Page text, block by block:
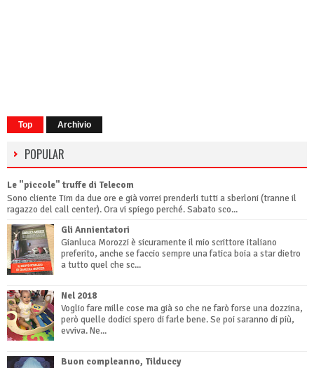
Top Archivio
POPULAR
Le "piccole" truffe di Telecom
Sono cliente Tim da due ore e già vorrei prenderli tutti a sberloni (tranne il
ragazzo del call center). Ora vi spiego perché. Sabato sco...
Gli Annientatori
Gianluca Morozzi è sicuramente il mio scrittore italiano
preferito, anche se faccio sempre una fatica boia a star dietro
a tutto quel che sc...
Nel 2018
Voglio fare mille cose ma già so che ne farò forse una dozzina,
però quelle dodici spero di farle bene. Se poi saranno di più,
evviva. Ne...
Buon compleanno, Tilduccy